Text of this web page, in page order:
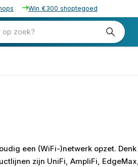
Win €300 shoptegoed
op zoek?
een (WiFi-)netwerk opzet. Denk
zijn UniFi, AmpliFi,